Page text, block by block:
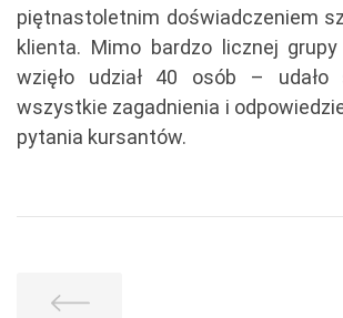
piętnastoletnim doświadczeniem
klienta. Mimo bardzo licznej
wzięło udział 40 osób – udało
wszystkie zagadnienia i
pytania kursantów.